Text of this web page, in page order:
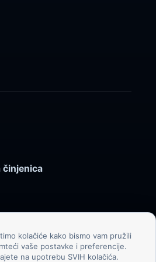
činjenica
Sva prava pridržana.
kolačiće kako bismo vam pružili
vaše postavke i preferencije.
na upotrebu SVIH kolačića.